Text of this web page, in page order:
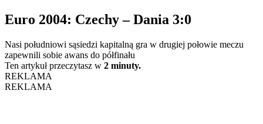
Euro 2004: Czechy – Dania 3:0
Nasi południowi sąsiedzi kapitalną gra w drugiej połowie meczu
zapewnili sobie awans do półfinału
Ten artykuł przeczytasz w 2 minuty.
REKLAMA
REKLAMA